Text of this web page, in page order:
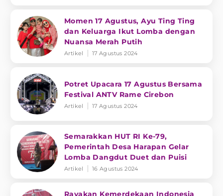
Momen 17 Agustus, Ayu Ting Ting
dan Keluarga Ikut Lomba dengan
Nuansa Merah Putih
Artikel 17 Agustus 2024
Potret Upacara 17 Agustus Bersama
Festival ANTV Rame Cirebon
Artikel 17 Agustus 2024
Semarakkan HUT RI Ke-79,
Pemerintah Desa Harapan Gelar
Lomba Dangdut Duet dan Puisi
Artikel 16 Agustus 2024
Rayakan Kemerdekaan Indonesia